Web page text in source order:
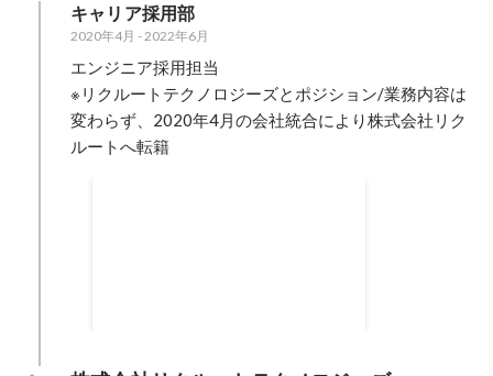
キャリア採用部
2020年4月 -2022年6月
エンジニア採用担当
※リクルートテクノロジーズとポジション/業務内容は
変わらず、2020年4月の会社統合により株式会社リク
ルートへ転籍